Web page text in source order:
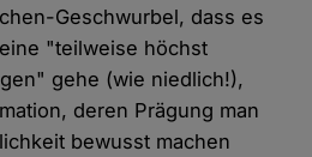
Geschwurbel, dass es
"teilweise höchst
gehe (wie niedlich!),
deren Prägung man
bewusst machen